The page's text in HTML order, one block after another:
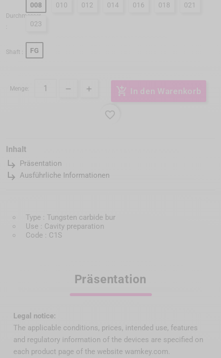
Durchmesser
:
008 010 012 014 016 018 021
023
Shaft : FG
Menge: add_shopping_cart In den Warenkorb
favorite_border
Inhalt
subdirectory_arrow_right Präsentation
subdirectory_arrow_right Ausführliche Informationen
Type : Tungsten carbide bur
Use : Cavity preparation
Code : C1S
Präsentation
Legal notice:
The applicable conditions, prices, intended use, features
and regulatory information of the devices are specified on
each product page of the website wamkey.com.